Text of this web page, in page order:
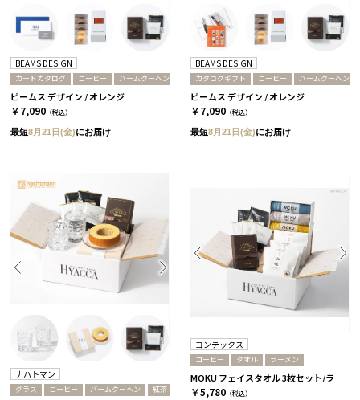
BEAMS DESIGN
カードカタログ コーヒー バームクーヘン
ビームス デザイン / オレンジ
￥7,090 （税込）
最短8月21日(金)にお届け
BEAMS DESIGN
カタログギフト コーヒー バームクーヘン
ビームス デザイン / オレンジ
￥7,090 （税込）
最短8月21日(金)にお届け
ナハトマン
グラス コーヒー バームクーヘン 紅茶
コンテックス
コーヒー タオル ラーメン
MOKU フェイスタオル 3枚セット/ライト［コンテックス］+ラーメン+コーヒー
￥5,780 （税込）